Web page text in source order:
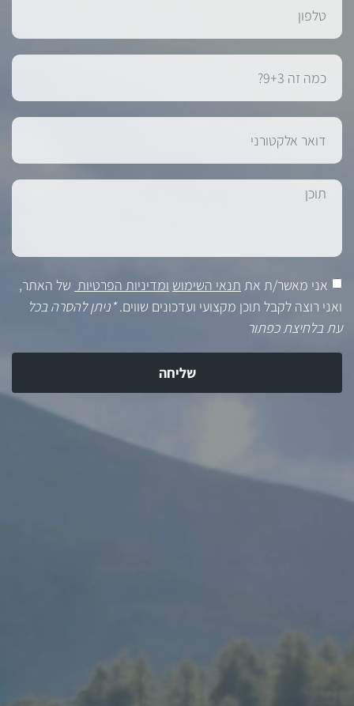
אני מאשר/ת את תנאי השימוש ומדיניות הפרטיות של האתר,
ואני רוצה לקבל תוכן מקצועי ועדכונים שווים.*ניתן להסרה בכל
עת בלחיצת כפתור
שליחה